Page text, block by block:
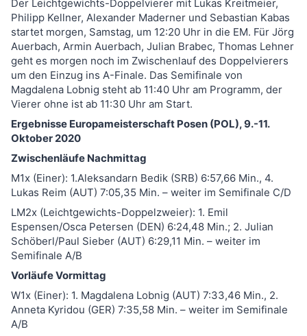
Der Leichtgewichts-Doppelvierer mit Lukas Kreitmeier,
Philipp Kellner, Alexander Maderner und Sebastian Kabas
startet morgen, Samstag, um 12:20 Uhr in die EM. Für Jörg
Auerbach, Armin Auerbach, Julian Brabec, Thomas Lehner
geht es morgen noch im Zwischenlauf des Doppelvierers
um den Einzug ins A-Finale. Das Semifinale von
Magdalena Lobnig steht ab 11:40 Uhr am Programm, der
Vierer ohne ist ab 11:30 Uhr am Start.
Ergebnisse Europameisterschaft Posen (POL), 9.-11.
Oktober 2020
Zwischenläufe Nachmittag
M1x (Einer): 1.Aleksandarn Bedik (SRB) 6:57,66 Min., 4.
Lukas Reim (AUT) 7:05,35 Min. – weiter im Semifinale C/D
LM2x (Leichtgewichts-Doppelzweier): 1. Emil
Espensen/Osca Petersen (DEN) 6:24,48 Min.; 2. Julian
Schöberl/Paul Sieber (AUT) 6:29,11 Min. – weiter im
Semifinale A/B
Vorläufe Vormittag
W1x (Einer): 1. Magdalena Lobnig (AUT) 7:33,46 Min., 2.
Anneta Kyridou (GER) 7:35,58 Min. – weiter im Semifinale
A/B